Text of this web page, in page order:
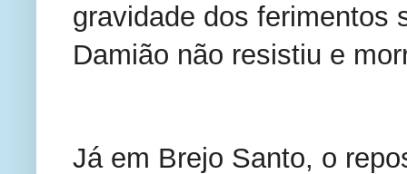
gravidade dos ferimentos
Damião não resistiu e
Já em Brejo Santo, o